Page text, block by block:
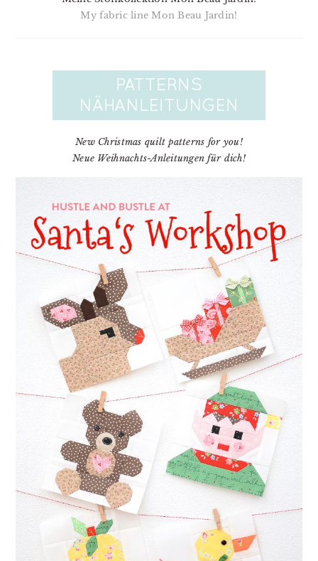
My fabric line Mon Beau Jardin!
New Christmas quilt patterns for you!
Neue Weihnachts-Anleitungen für dich!